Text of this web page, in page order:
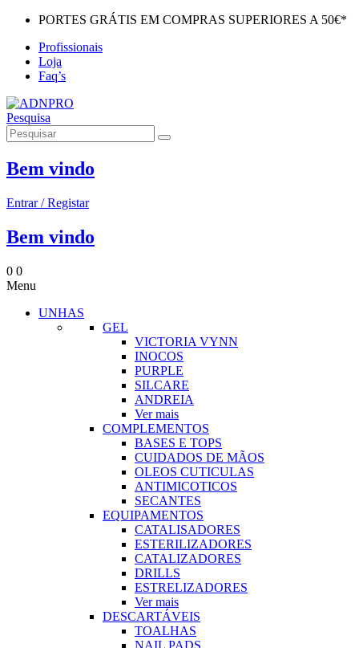
PORTES GRÁTIS EM COMPRAS SUPERIORES A 50€*
Profissionais
Loja
Faq’s
Pesquisa
Bem vindo
Entrar / Registar
Bem vindo
0 0
Menu
UNHAS
GEL
VICTORIA VYNN
INOCOS
PURPLE
SILCARE
ANDREIA
Ver mais
COMPLEMENTOS
BASES E TOPS
CUIDADOS DE MÃOS
OLEOS CUTICULAS
ANTIMICOTICOS
SECANTES
EQUIPAMENTOS
CATALISADORES
ESTERILIZADORES
CATALIZADORES
DRILLS
ESTRELIZADORES
Ver mais
DESCARTÁVEIS
TOALHAS
NAIL PADS